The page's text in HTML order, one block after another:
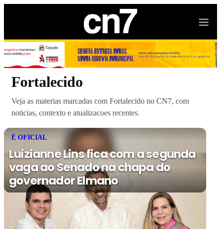
Fortalecido
Veja as materias marcadas com Fortalecido no CN7, com
noticias, contexto e atualizacoes recentes.
É OFICIAL
Luizianne Lins fica com a segunda
vaga ao Senado na chapa do
governador Elmano